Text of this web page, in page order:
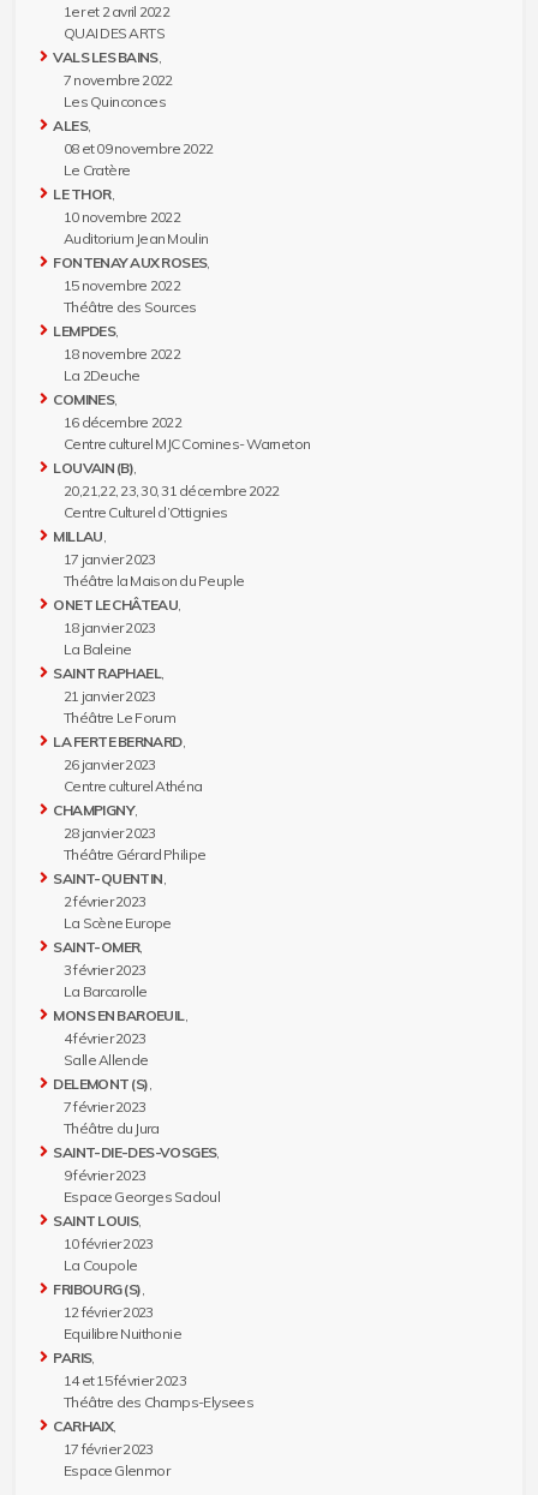
1er et 2 avril 2022
QUAI DES ARTS
VALS LES BAINS,
7 novembre 2022
Les Quinconces
ALES,
08 et 09 novembre 2022
Le Cratère
LE THOR,
10 novembre 2022
Auditorium Jean Moulin
FONTENAY AUX ROSES,
15 novembre 2022
Théâtre des Sources
LEMPDES,
18 novembre 2022
La 2Deuche
COMINES,
16 décembre 2022
Centre culturel MJC Comines- Warneton
LOUVAIN (B)
20,21,22, 23, 30, 31 décembre 2022
Centre Culturel d’Ottignies
MILLAU
17 janvier 2023
Théâtre la Maison du Peuple
ONET LE CHÂTEAU
18 janvier 2023
La Baleine
SAINT RAPHAEL
21 janvier 2023
Théâtre Le Forum
LA FERTE BERNARD,
26 janvier 2023
Centre culturel Athéna
CHAMPIGNY,
28 janvier 2023
Théâtre Gérard Philipe
SAINT-QUENTIN
2 février 2023
La Scène Europe
SAINT-OMER,
3 février 2023
La Barcarolle
MONS EN BAROEUIL
4 février 2023
Salle Allende
DELEMONT (S)
7 février 2023
Théâtre du Jura
SAINT-DIE-DES-VOSGES,
9 février 2023
Espace Georges Sadoul
SAINT LOUIS,
10 février 2023
La Coupole
FRIBOURG (S)
12 février 2023
Equilibre Nuithonie
PARIS,
14 et 15 février 2023
Théâtre des Champs-Elysees
CARHAIX,
17 février 2023
Espace Glenmor